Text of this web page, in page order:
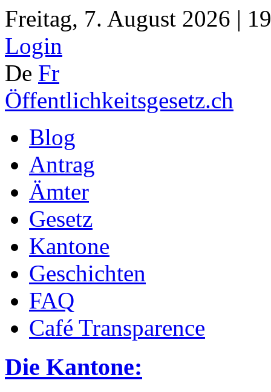
Freitag, 7. August 2026 |
Login
De Fr
Öffentlichkeitsgesetz.ch
Blog
Antrag
Ämter
Gesetz
Kantone
Geschichten
FAQ
Café Transparence
Die Kantone: